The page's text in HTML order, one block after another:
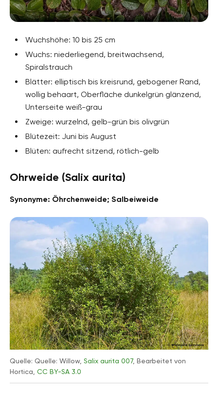
Wuchshöhe: 10 bis 25 cm
Wuchs: niederliegend, breitwachsend,
Spiralstrauch
Blätter: elliptisch bis kreisrund, gebogener Rand,
wollig behaart, Oberfläche dunkelgrün glänzend,
Unterseite weiß-grau
Zweige: wurzelnd, gelb-grün bis olivgrün
Blütezeit: Juni bis August
Blüten: aufrecht sitzend, rötlich-gelb
Ohrweide (Salix aurita)
Synonyme: Öhrchenweide; Salbeiweide
Quelle: Quelle: Willow, Salix aurita 007, Bearbeitet von
Hortica, CC BY-SA 3.0